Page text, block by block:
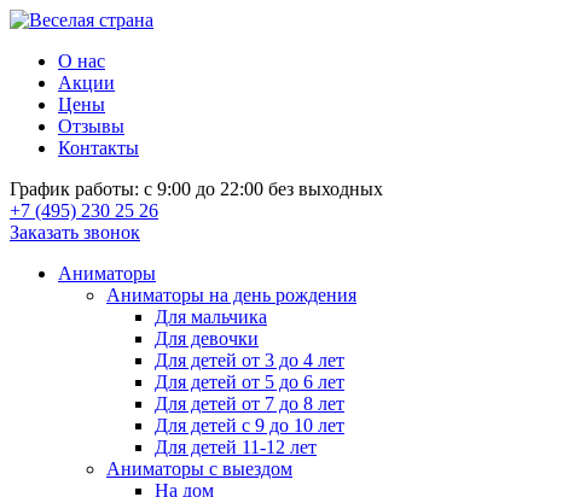
О нас
Акции
Цены
Отзывы
Контакты
График работы: с 9:00 до 22:00 без выходных
+7 (495) 230 25 26
Заказать звонок
Аниматоры
Аниматоры на день рождения
Для мальчика
Для девочки
Для детей от 3 до 4 лет
Для детей от 5 до 6 лет
Для детей от 7 до 8 лет
Для детей с 9 до 10 лет
Для детей 11-12 лет
Аниматоры с выездом
На дом